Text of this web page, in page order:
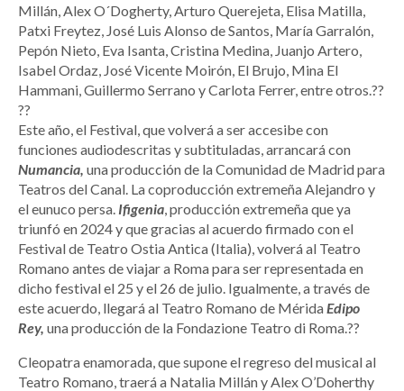
Millán, Alex O´Dogherty, Arturo Querejeta, Elisa Matilla,
Patxi Freytez, José Luis Alonso de Santos, María Garralón,
Pepón Nieto, Eva Isanta, Cristina Medina, Juanjo Artero,
Isabel Ordaz, José Vicente Moirón, El Brujo, Mina El
Hammani, Guillermo Serrano y Carlota Ferrer, entre otros.??
??
Este año, el Festival, que volverá a ser accesibe con
funciones audiodescritas y subtituladas, arrancará con
Numancia, una producción de la Comunidad de Madrid para
Teatros del Canal. La coproducción extremeña Alejandro y
el eunuco persa. Ifigenia , producción extremeña que ya
triunfó en 2024 y que gracias al acuerdo firmado con el
Festival de Teatro Ostia Antica (Italia), volverá al Teatro
Romano antes de viajar a Roma para ser representada en
dicho festival el 25 y el 26 de julio. Igualmente, a través de
este acuerdo, llegará al Teatro Romano de Mérida Edipo
Rey, una producción de la Fondazione Teatro di Roma.??
Cleopatra enamorada, que supone el regreso del musical al
Teatro Romano, traerá a Natalia Millán y Alex O’Doherthy